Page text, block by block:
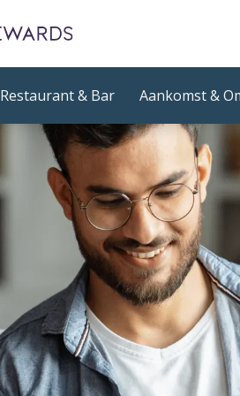
Restaurant & Bar Aankomst &